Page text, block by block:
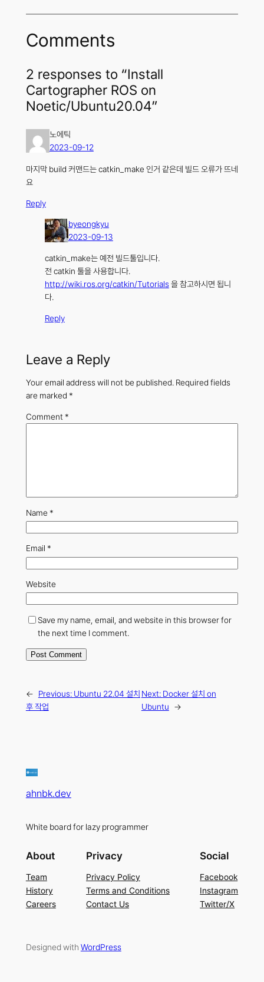
Comments
2 responses to “Install
Cartographer ROS on
Noetic/Ubuntu20.04”
노에틱
2023-09-12
마지막 build 커맨드는 catkin_make 인거 같은데 빌드 오류가 뜨네
요
Reply
byeongkyu
2023-09-13
catkin_make는 예전 빌드툴입니다.
전 catkin 툴을 사용합니다.
http://wiki.ros.org/catkin/Tutorials을 참고하시면 됩니
다.
Reply
Leave a Reply
Your email address will not be published. Required fields
are marked *
Comment*
Name *
Email *
Website
Save my name, email, and website in this browser for
the next time I comment.
← Previous: Ubuntu 22.04 설치
후 작업
Next: Docker 설치 on
Ubuntu
→
ahnbk.dev
White board for lazy programmer
About
Team
History
Careers
Privacy
Privacy Policy
Terms and Conditions
Contact Us
Social
Facebook
Instagram
Twitter/X
Designed with WordPress